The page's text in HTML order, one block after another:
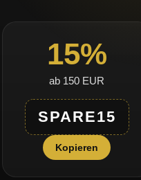
Andro
15%
ab 150 EUR
SPARE15
Kopieren